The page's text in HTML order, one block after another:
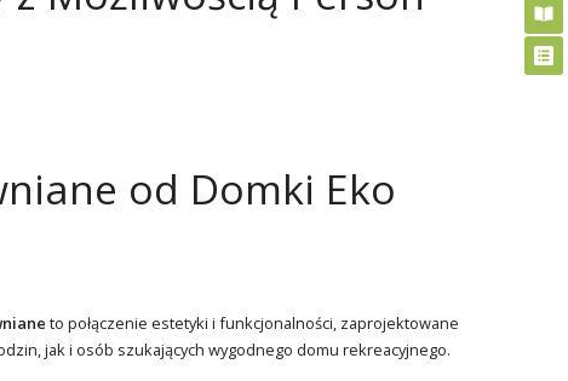
od Domki Eko
to połączenie estetyki i funkcjonalności, zaprojektowane
jak i osób szukających wygodnego domu rekreacyjnego.